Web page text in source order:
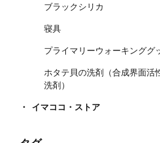
ブラックシリカ
寝具
プライマリーウォーキンググ
ホタテ貝の洗剤（合成界面活
洗剤）
イマココ・ストア